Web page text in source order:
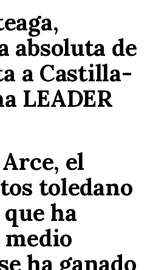
absoluta de
a Castilla-
LEADER
el
toledano
ha
medio
ha ganado